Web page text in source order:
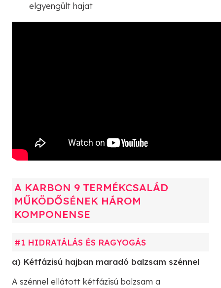
elgyengült hajat
A KARBON 9 TERMÉKCSALÁD
MŰKÖDŐSÉNEK HÁROM
KOMPONENSE
#1 HIDRATÁLÁS ÉS RAGYOGÁS
a) Kétfázisú hajban maradó balzsam szénnel
A szénnel ellátott kétfázisú balzsam a